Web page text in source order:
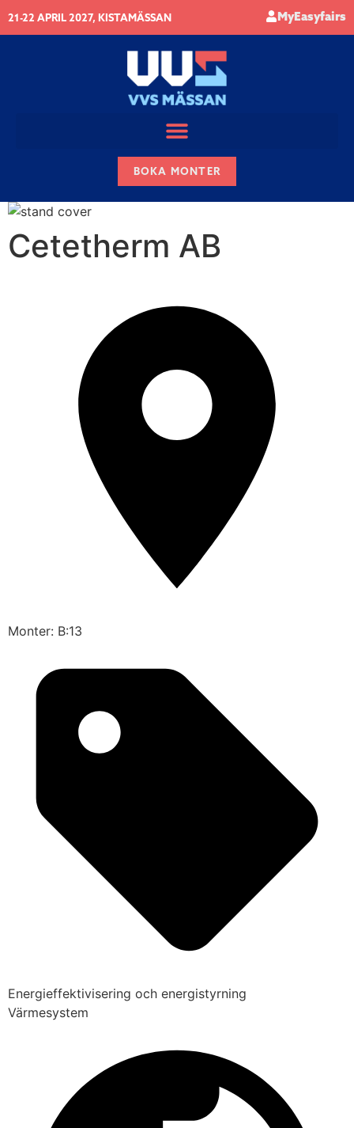
21-22 APRIL 2027, KISTAMÄSSAN MyEasyfairs
BOKA MONTER
Cetetherm AB
Monter: B:13
Energieffektivisering och energistyrning
Värmesystem